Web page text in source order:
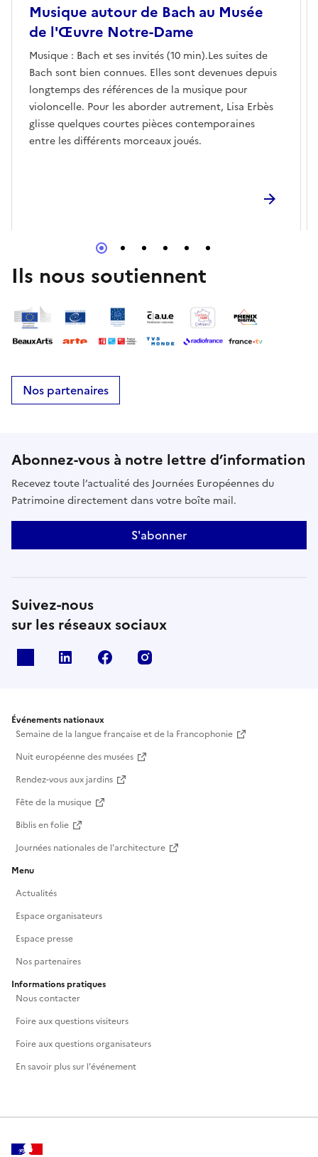
Musique autour de Bach au Musée
de l'Œuvre Notre-Dame
Musique : Bach et ses invités (10 min).Les suites de
Bach sont bien connues. Elles sont devenues depuis
longtemps des références de la musique pour
violoncelle. Pour les aborder autrement, Lisa Erbès
glisse quelques courtes pièces contemporaines
entre les différents morceaux joués.
Ils nous soutiennent
Nos partenaires
Abonnez-vous à notre lettre d’information
Recevez toute l’actualité des Journées Européennes du
Patrimoine directement dans votre boîte mail.
S'abonner
Suivez-nous
sur les réseaux sociaux
Linkedin Facebook
Événements nationaux
Semaine de la langue française et de la Francophonie
Nuit européenne des musées
Rendez-vous aux jardins
Fête de la musique
Biblis en folie
Journées nationales de l'architecture
Menu
Actualités
Espace organisateurs
Espace presse
Nos partenaires
Informations pratiques
Nous contacter
Foire aux questions visiteurs
Foire aux questions organisateurs
En savoir plus sur l'événement